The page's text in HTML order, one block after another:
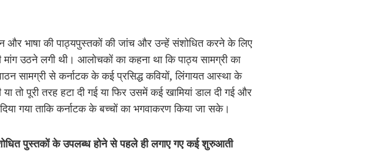
और भाषा की पाठ्यपुस्तकों की जांच और उन्हें संशोधित करने के लिए
मांग उठने लगी थी। आलोचकों का कहना था कि पाठ्य सामग्री का
सामग्री से कर्नाटक के कई प्रसिद्ध कवियों, लिंगायत आस्था के
तो पूरी तरह हटा दी गई या फिर उसमें कई खामियां डाल दी गई और
गया ताकि कर्नाटक के बच्चों का भगवाकरण किया जा सके।
पुस्तकों के उपलब्ध होने से पहले ही लगाए गए कई शुरुआती